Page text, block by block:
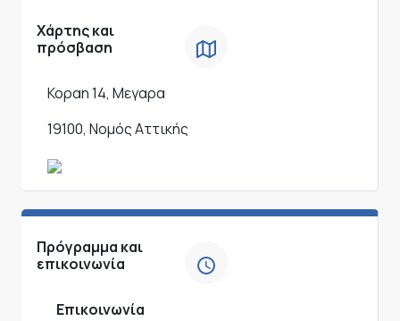
Χάρτης και
πρόσβαση
Κοραη 14, Μεγαρα
19100, Νομός Αττικής
Πρόγραμμα και
επικοινωνία
Επικοινωνία